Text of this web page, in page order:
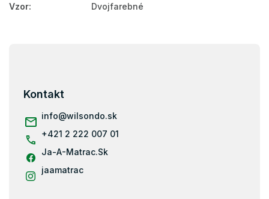
Vzor: Dvojfarebné
Kontakt
info@wilsondo.sk
+421 2 222 007 01
Ja-A-Matrac.Sk
jaamatrac